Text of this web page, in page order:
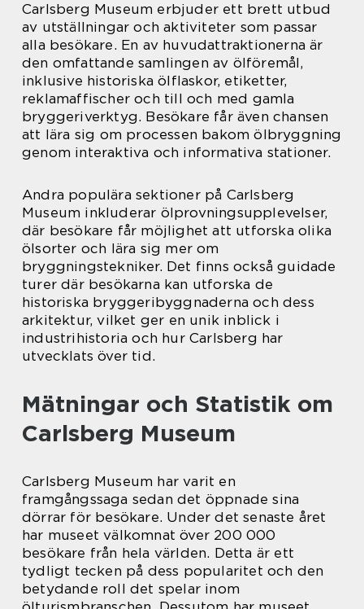
Carlsberg Museum erbjuder ett brett utbud
av utställningar och aktiviteter som passar
alla besökare. En av huvudattraktionerna är
den omfattande samlingen av ölföremål,
inklusive historiska ölflaskor, etiketter,
reklamaffischer och till och med gamla
bryggeriverktyg. Besökare får även chansen
att lära sig om processen bakom ölbryggning
genom interaktiva och informativa stationer.
Andra populära sektioner på Carlsberg
Museum inkluderar ölprovningsupplevelser,
där besökare får möjlighet att utforska olika
ölsorter och lära sig mer om
bryggningstekniker. Det finns också guidade
turer där besökarna kan utforska de
historiska bryggeribyggnaderna och dess
arkitektur, vilket ger en unik inblick i
industrihistoria och hur Carlsberg har
utvecklats över tid.
Mätningar och Statistik om
Carlsberg Museum
Carlsberg Museum har varit en
framgångssaga sedan det öppnade sina
dörrar för besökare. Under det senaste året
har museet välkomnat över 200 000
besökare från hela världen. Detta är ett
tydligt tecken på dess popularitet och den
betydande roll det spelar inom